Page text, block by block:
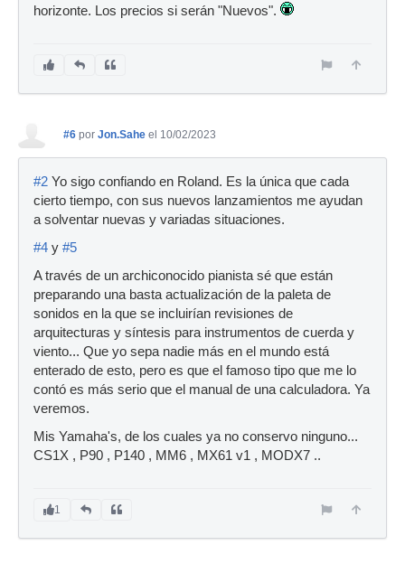
horizonte. Los precios si serán "Nuevos".
#6 por Jon.Sahe el 10/02/2023
#2 Yo sigo confiando en Roland. Es la única que cada
cierto tiempo, con sus nuevos lanzamientos me ayudan
a solventar nuevas y variadas situaciones.
#4 y #5
A través de un archiconocido pianista sé que están
preparando una basta actualización de la paleta de
sonidos en la que se incluirían revisiones de
arquitecturas y síntesis para instrumentos de cuerda y
viento... Que yo sepa nadie más en el mundo está
enterado de esto, pero es que el famoso tipo que me lo
contó es más serio que el manual de una calculadora. Ya
veremos.
Mis Yamaha's, de los cuales ya no conservo ninguno...
CS1X , P90 , P140 , MM6 , MX61 v1 , MODX7 ..
1